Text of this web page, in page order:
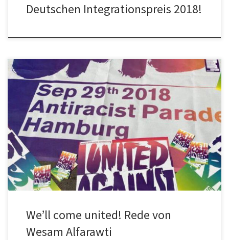
Deutschen Integrationspreis 2018!
Mehr als 30.000 Menschen sind gestern in Hamburg auf die Straße
gegangen – gegen Rassismus und für eine solidarische Gesellschaft
[…]
We’ll come united! Rede von
Wesam Alfarawti